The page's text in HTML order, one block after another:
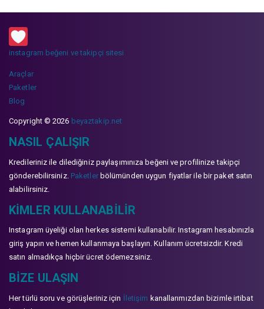
instagram beğeni ve takipçi sitesi
Araçlar
Paketler
Blog
Copyright © 2026 beyaztakip.net
NASIL ÇALIŞIR
Kredileriniz ile dilediğiniz paylaşımınıza beğeni ve profilinize takipçi
gönderebilirsiniz. Paketlerbölümünden uygun fiyatlar ile bir paket satın
alabilirsiniz.
KIMLER KULLANABILIR
Instagram üyeliği olan herkes sistemi kullanabilir. Instagram hesabınızla
giriş yapın ve hemen kullanmaya başlayın. Kullanım ücretsizdir. Kredi
satın almadıkça hiçbir ücret ödemezsiniz.
BIZE ULAŞIN
Her türlü soru ve görüşleriniz için İletişim kanallarımızdan bizimle irtibat